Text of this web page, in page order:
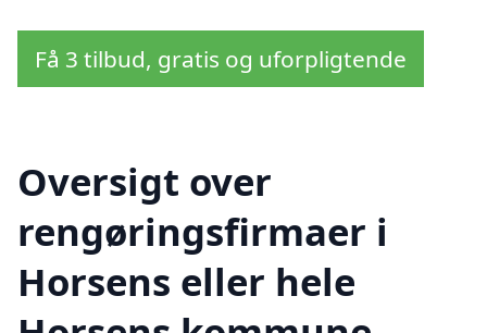
Få 3 tilbud, gratis og uforpligtende
Oversigt over
rengøringsfirmaer i
Horsens eller hele